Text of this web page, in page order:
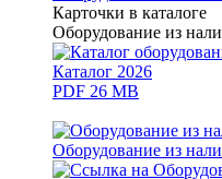
Карточки в каталоге
Оборудование из
Каталог 2026
PDF 26 MB
Оборудование из